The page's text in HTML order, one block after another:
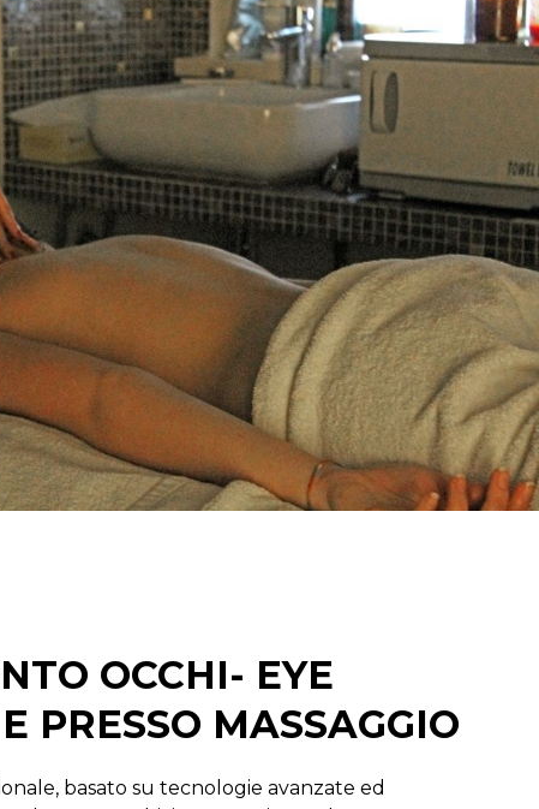
OCCHI- EYE
PRESSO MASSAGGIO
basato su tecnologie avanzate ed